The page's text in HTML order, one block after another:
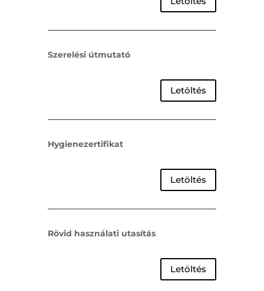
Szerelési útmutató
Letöltés
Hygienezertifikat
Letöltés
Rövid használati utasítás
Letöltés